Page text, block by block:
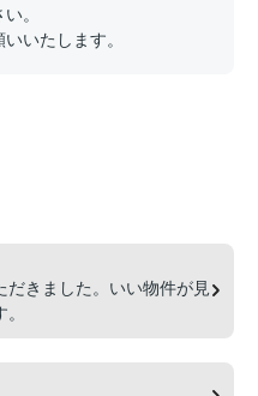
。
いたします。
だきました。いい物件が見